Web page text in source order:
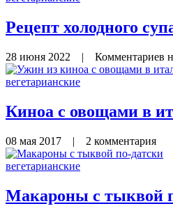
Рецепт холодного
28 июня 2022 | Комментариев
вегетарианские
Киноа с овощами в
08 мая 2017 | 2 комментария
вегетарианские
Макароны с тыквой